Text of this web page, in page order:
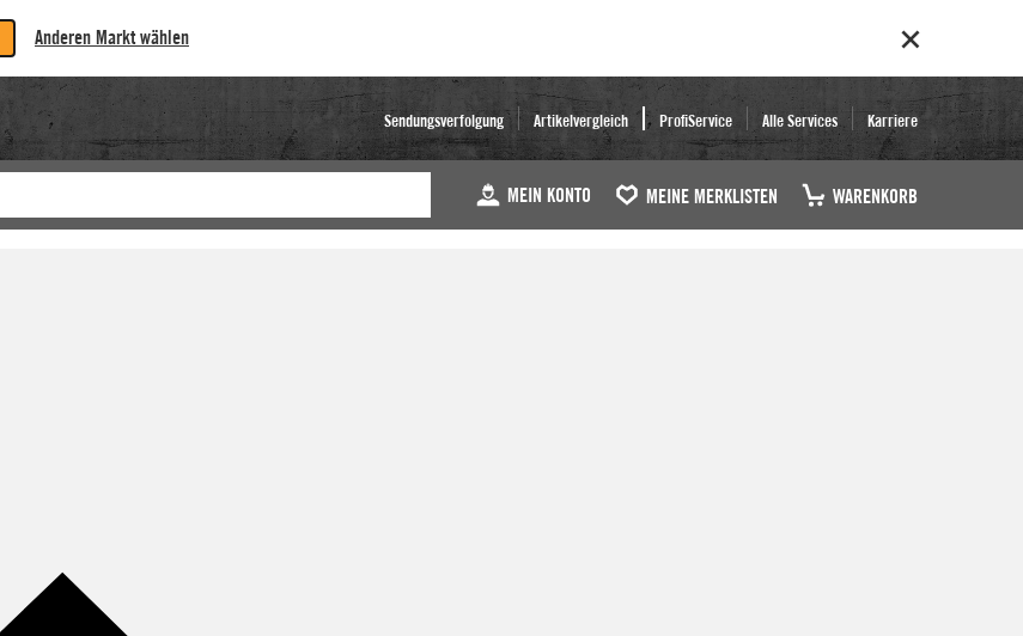
Anderen Markt wählen
Sendungsverfolgung Artikelvergleich ProfiService Alle Services Karriere
MEIN KONTO MEINE MERKLISTEN WARENKORB